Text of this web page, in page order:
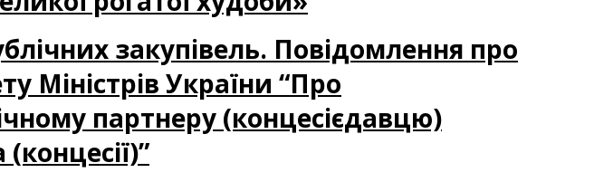
закупівель. Повідомлення про
Міністрів України “Про
партнеру (концесієдавцю)